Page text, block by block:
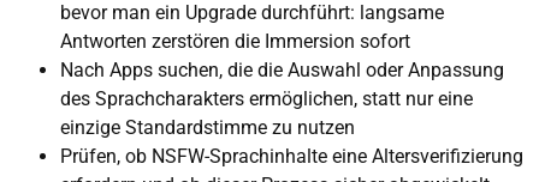
bevor man ein Upgrade durchführt: langsame
Antworten zerstören die Immersion sofort
Nach Apps suchen, die die Auswahl oder Anpassung
des Sprachcharakters ermöglichen, statt nur eine
einzige Standardstimme zu nutzen
Prüfen, ob NSFW-Sprachinhalte eine Altersverifizierung